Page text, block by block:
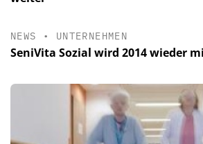
NEWS • UNTERNEHMEN
SeniVita Sozial wird 2014 wieder